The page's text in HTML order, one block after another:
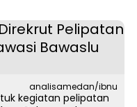
analisamedan/ibnu
kegiatan pelipatan